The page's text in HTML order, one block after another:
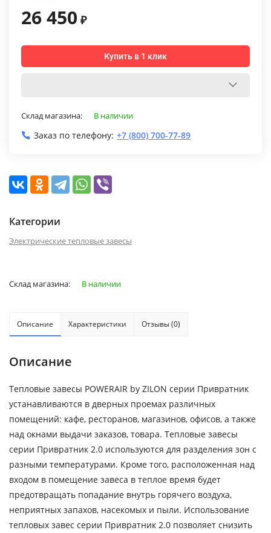
26 450 ₽
Купить в 1 клик
Склад магазина: В наличии
Заказ по телефону: +7 (800) 700-77-89
Категории
Электрические тепловые завесы
Склад магазина: В наличии
Описание Характеристики Отзывы (0)
Описание
Тепловые завесы POWERAIR by ZILON серии Привратник
устанавливаются в дверных проемах различных
помещений: кафе, ресторанов, магазинов, офисов, а также
над окнами выдачи заказов, товара. Тепловые завесы
серии Привратник 2.0 используются для разделения зон с
разными температурами. Кроме того, расположенная над
входом в помещение завеса в теплое время будет
предотвращать попадание внутрь горячего воздуха,
неприятных запахов, насекомых и пыли. Использование
тепловых завес серии Привратник 2.0 позволяет снизить